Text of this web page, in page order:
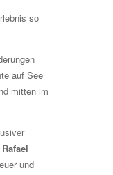
so
auf See
mitten im
Rafael
und